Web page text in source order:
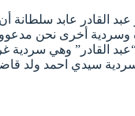
عبد القادر عابد
وسردية أخرى نحن
“عبد القادر” وهي
وسردية سيدي احمد ولد